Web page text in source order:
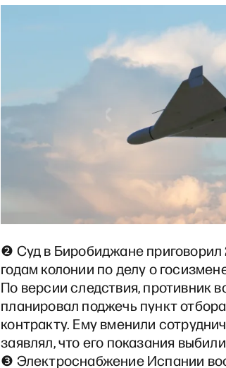
❷ Суд в Биробиджане приговорил
годам колонии по делу о
По версии следствия, противник
планировал поджечь пункт
контракту. Ему вменили
заявлял, что его показания
❸ Электроснабжение Испании